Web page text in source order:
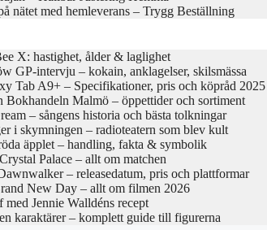
nätet med hemleverans – Trygg Beställning
X: hastighet, ålder & laglighet
GP-intervju – kokain, anklagelser, skilsmässa
Tab A9+ – Specifikationer, pris och köpråd 2025
Bokhandeln Malmö – öppettider och sortiment
– sångens historia och bästa tolkningar
i skymningen – radioteatern som blev kult
äpplet – handling, fakta & symbolik
Palace – allt om matchen
– releasedatum, pris och plattformar
New Day – allt om filmen 2026
Jennie Walldéns recept
karaktärer – komplett guide till figurerna